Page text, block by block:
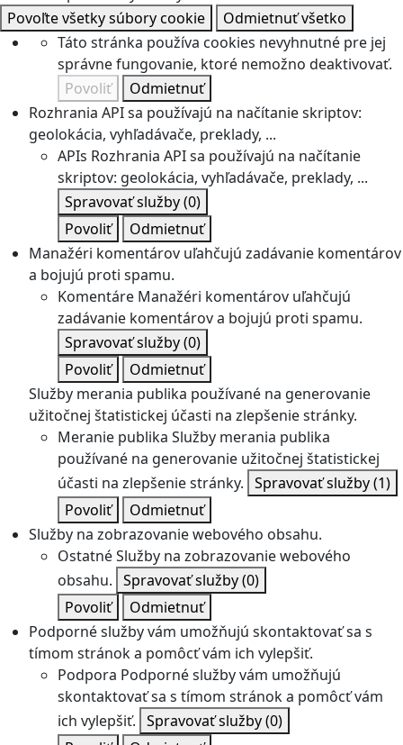
Povoľte všetky súbory cookie
Odmietnuť všetko
Táto stránka používa cookies nevyhnutné pre jej
správne fungovanie, ktoré nemožno deaktivovať.
Povoliť
Odmietnuť
Rozhrania API sa používajú na načítanie skriptov:
geolokácia, vyhľadávače, preklady, ...
APIs Rozhrania API sa používajú na načítanie
skriptov: geolokácia, vyhľadávače, preklady, ...
Spravovať služby(0)
Povoliť
Odmietnuť
Manažéri komentárov uľahčujú zadávanie komentárov
a bojujú proti spamu.
Komentáre Manažéri komentárov uľahčujú
zadávanie komentárov a bojujú proti spamu.
Spravovať služby(0)
Povoliť
Odmietnuť
Služby merania publika používané na generovanie
užitočnej štatistickej účasti na zlepšenie stránky.
Meranie publika Služby merania publika
používané na generovanie užitočnej štatistickej
účasti na zlepšenie stránky. Spravovať služby(1)
Povoliť
Odmietnuť
Služby na zobrazovanie webového obsahu.
OstatnéSlužby na zobrazovanie webového
obsahu. Spravovať služby(0)
Povoliť
Odmietnuť
Podporné služby vám umožňujú skontaktovať sa s
tímom stránok a pomôcť vám ich vylepšiť.
Podpora Podporné služby vám umožňujú
skontaktovať sa s tímom stránok a pomôcť vám
ich vylepšiť. Spravovať služby(0)